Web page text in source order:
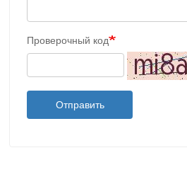
Проверочный код
Отправить